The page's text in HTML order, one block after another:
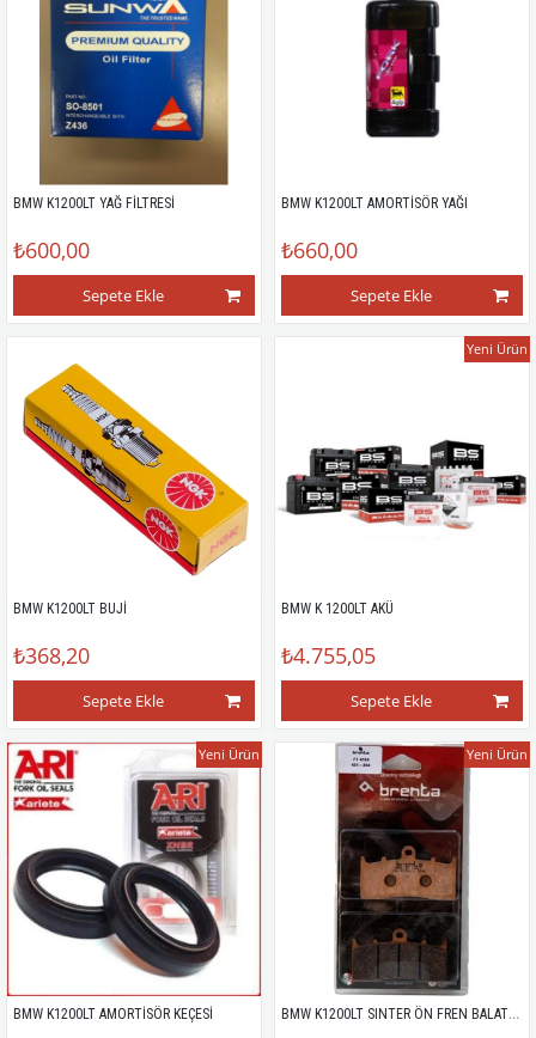
BMW K1200LT YAĞ FİLTRESİ
₺600,00
Sepete Ekle
BMW K1200LT AMORTİSÖR YAĞI
₺660,00
Sepete Ekle
BMW K1200LT BUJİ
₺368,20
Sepete Ekle
BMW K 1200LT AKÜ
₺4.755,05
Sepete Ekle
Yeni Ürün
BMW K1200LT AMORTİSÖR KEÇESİ
Yeni Ürün
BMW K1200LT SINTER ÖN FREN BALATASI
Yeni Ürün